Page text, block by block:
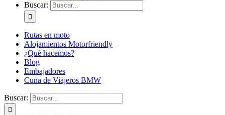
Buscar:
Rutas en moto
Alojamientos Motorfriendly
¿Qué hacemos?
Blog
Embajadores
Cuna de Viajeros BMW
Buscar: